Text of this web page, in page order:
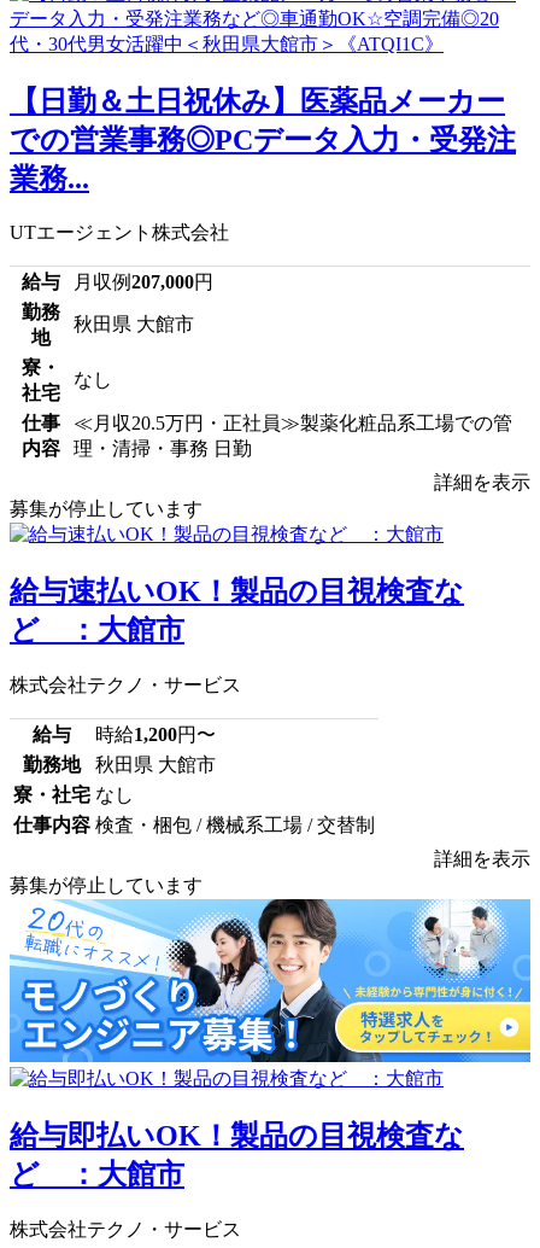
【日勤＆土日祝休み】医薬品メーカー
での営業事務◎PCデータ入力・受発注
業務...
UTエージェント株式会社
給与 月収例207,000円
勤務
地
秋田県 大館市
寮・
社宅
なし
仕事
内容
≪月収20.5万円・正社員≫製薬化粧品系工場での管
理・清掃・事務 日勤
詳細を表示
募集が停止しています
給与速払いOK！製品の目視検査な
ど ：大館市
株式会社テクノ・サービス
給与 時給1,200円〜
勤務地
秋田県 大館市
寮・社宅 なし
仕事内容 検査・梱包 / 機械系工場 / 交替制
詳細を表示
募集が停止しています
給与即払いOK！製品の目視検査な
ど ：大館市
株式会社テクノ・サービス